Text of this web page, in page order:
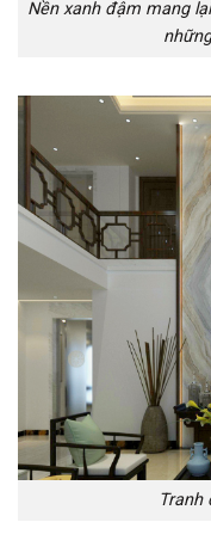
Nền xanh đậm mang
Tranh